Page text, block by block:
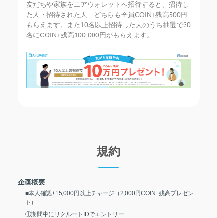
友だちや家族をエアウォレットへ招待すると、招待し
た人・招待された人、どちらも全員COIN+残高500円
もらえます。また10名以上招待した人のうち抽選で30
名にCOIN+残高100,000円がもらえます。
規約
企画概要
■本人確認+15,000円以上チャージ（2,000円COIN+残高プレゼン
ト）
①期間中にリクルートIDでエントリー